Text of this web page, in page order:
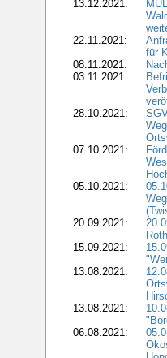
13.12.2021:
22.11.2021:
für
08.11.2021:
03.11.2021:
28.10.2021:
07.10.2021:
05.10.2021:
20.09.2021:
15.09.2021:
13.08.2021:
13.08.2021:
06.08.2021: